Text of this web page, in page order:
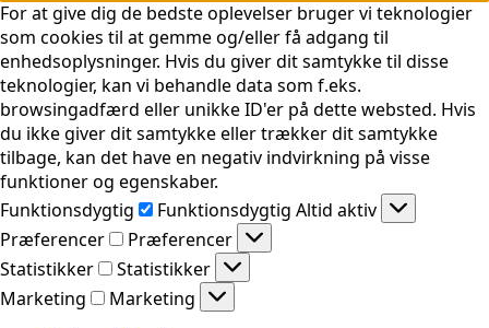
For at give dig de bedste oplevelser bruger vi teknologier
som cookies til at gemme og/eller få adgang til
enhedsoplysninger. Hvis du giver dit samtykke til disse
teknologier, kan vi behandle data som f.eks.
browsingadfærd eller unikke ID'er på dette websted. Hvis
du ikke giver dit samtykke eller trækker dit samtykke
tilbage, kan det have en negativ indvirkning på visse
funktioner og egenskaber.
Funktionsdygtig
Funktionsdygtig Altid aktiv
Præferencer
Præferencer
Statistikker
Statistikker
Marketing
Marketing